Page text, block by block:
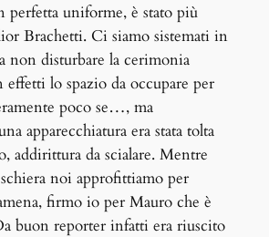
perfetta uniforme, è stato più
Brachetti. Ci siamo sistemati in
non disturbare la cerimonia
lo spazio da occupare per
poco se…, ma
apparecchiatura era stata tolta
addirittura da scialare. Mentre
noi approfittiamo per
firmo io per Mauro che è
buon reporter infatti era riuscito